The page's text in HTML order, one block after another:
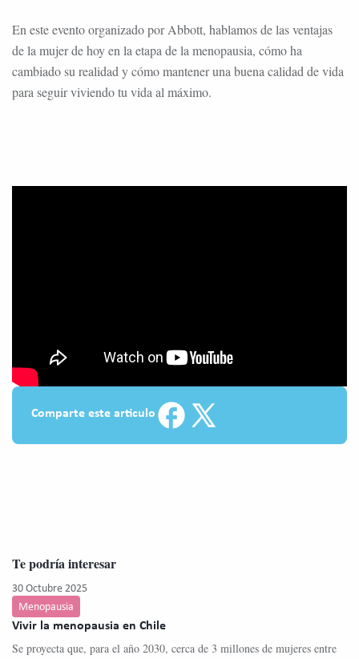
En este evento organizado por Abbott, hablamos de las ventajas
de la mujer de hoy en la etapa de la menopausia, cómo ha
cambiado su realidad y cómo mantener una buena calidad de vida
para seguir viviendo tu vida al máximo.
Comparte este articulo
Te podría interesar
30 Octubre 2025
Menopausia
Vivir la menopausia en Chile
Se proyecta que, para el año 2030, cerca de 3 millones de mujeres entre